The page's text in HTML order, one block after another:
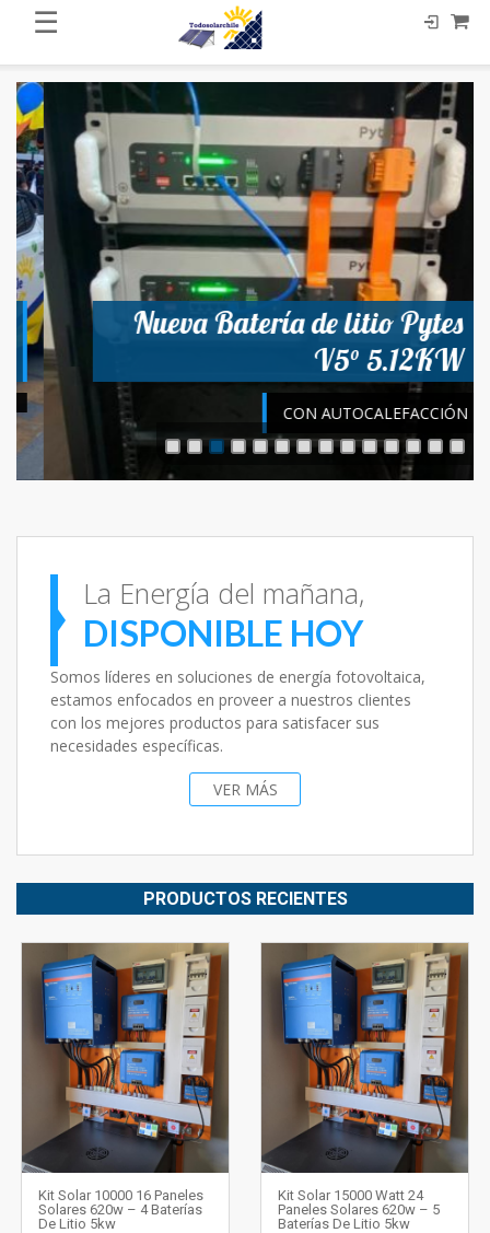
☰
Nueva Batería de litio Pytes
V5° 5.12KW
CON AUTOCALEFACCIÓN
La Energía del mañana,
DISPONIBLE HOY
Somos líderes en soluciones de energía fotovoltaica,
estamos enfocados en proveer a nuestros clientes
con los mejores productos para satisfacer sus
necesidades específicas.
VER MÁS
PRODUCTOS RECIENTES
Kit Solar 15000 Watt 24
Paneles Solares 620w – 5
Baterías De Litio 5kw
Kit Solar 10000 16 Paneles
Solares 620w – 4 Baterías
De Litio 5kw